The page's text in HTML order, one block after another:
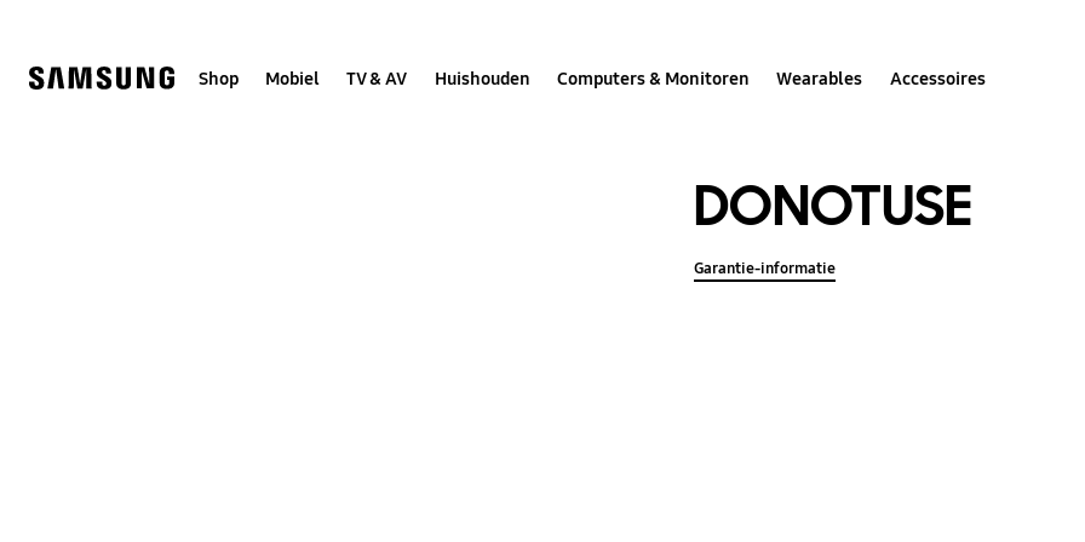
Shop Mobiel TV & AV Huishouden Computers & Monitoren Wearables Accessoires
DONOTUSE
Garantie-informatie